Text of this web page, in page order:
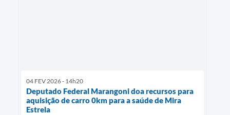
04 FEV 2026 - 14h20
Deputado Federal Marangoni doa recursos para
aquisição de carro 0km para a saúde de Mira
Estrela